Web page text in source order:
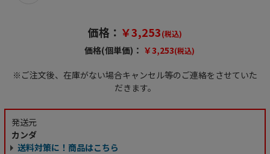
価格： ￥3,253(税込)
価格(個単価)： ￥3,253(税込)
※ご注文後、在庫がない場合キャンセル等のご連絡をさせていた
だきます。
発送元
カンダ
送料対策に！商品はこちら